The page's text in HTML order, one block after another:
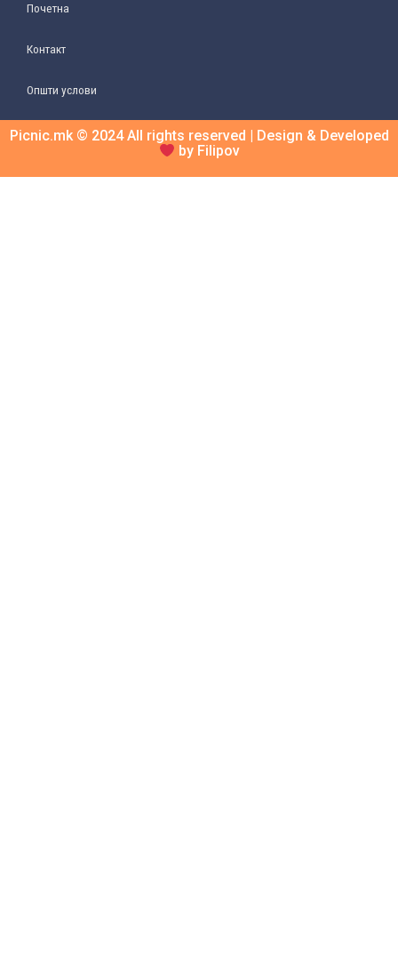
Почетна
Контакт
Општи услови
Picnic.mk © 2024 All rights reserved | Design & Developed
by Filipov